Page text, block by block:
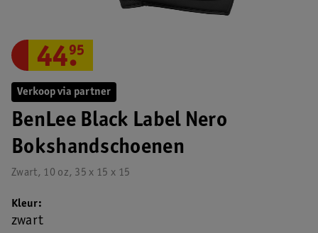
Verkoop via partner
BenLee Black Label Nero
Bokshandschoenen
Zwart, 10 oz, 35 x 15 x 15
44.
95
Kleur
zwart